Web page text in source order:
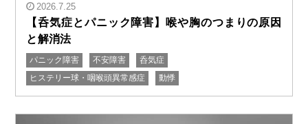
" alt="【呑気症とパニック障害】喉や胸のつまりの原因
2026.7.25
【呑気症とパニック障害】喉や胸のつまりの原因
と解消法
パニック障害 不安障害
呑気症
ヒステリー球・咽喉頭異常感症
動悸